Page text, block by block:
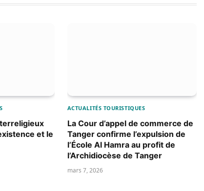
et le
ACTUALITÉS TOURISTIQUES
La Cour d’appel de commerce de
Tanger confirme l’expulsion de
l’École Al Hamra au profit de
l’Archidiocèse de Tanger
mars 7, 2026